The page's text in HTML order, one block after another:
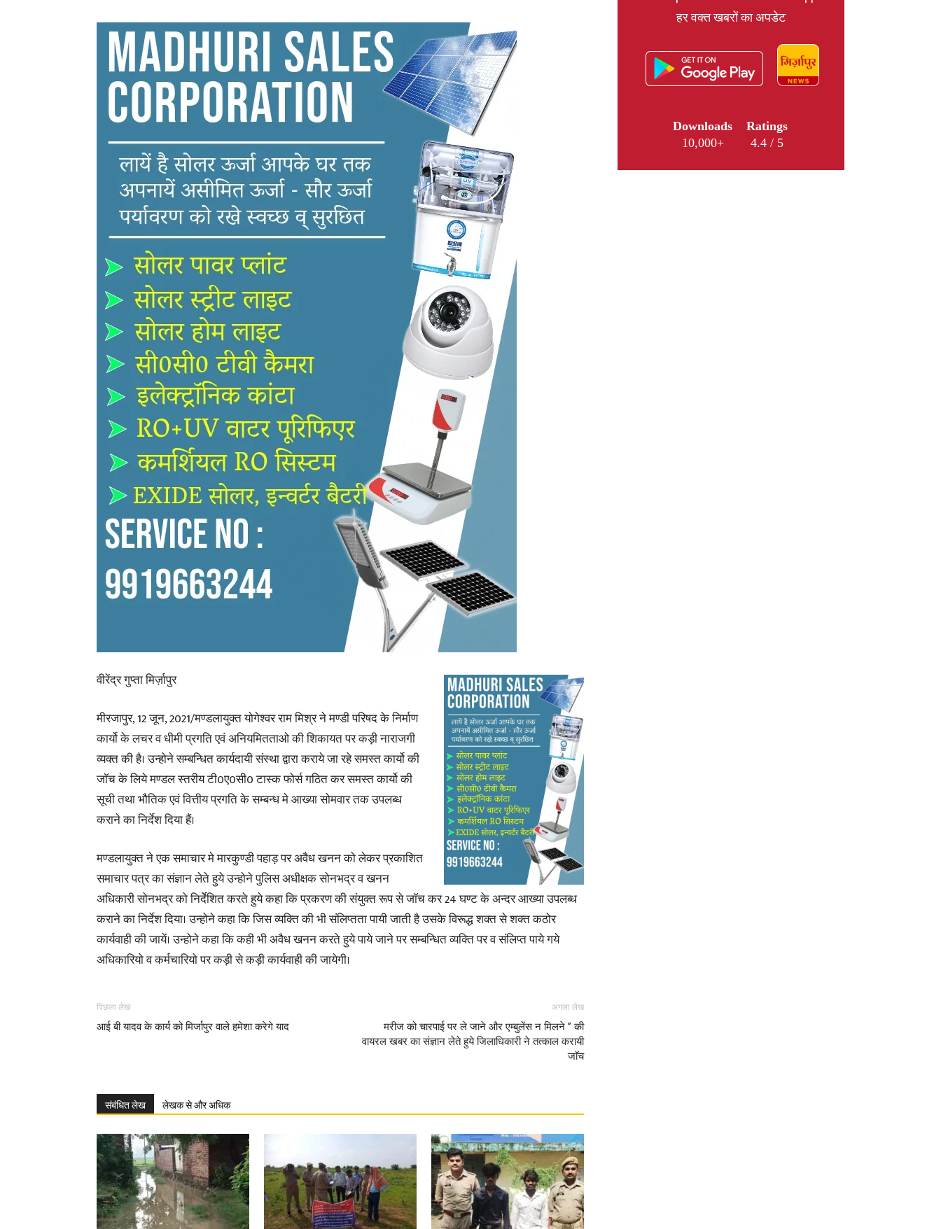
News,
Latest
News
in
Hindi,
News
Paper
वीरेंद्र गुप्ता मिर्ज़ापुर
मीरजापुर, 12 जून, 2021/मण्डलायुक्त योगेश्वर राम मिश्र ने मण्डी परिषद के निर्माण
कार्यो के लचर व धीमी प्रगति एवं अनियमितताओ की शिकायत पर कड़ी नाराजगी
व्यक्त की है। उन्होने सम्बन्धित कार्यदायी संस्था द्वारा कराये जा रहे समस्त कार्यो की
जाॅच के लिये मण्डल स्तरीय टी0ए0सी0 टास्क फोर्स गठित कर समस्त कार्यो की
सूची तथा भौतिक एवं वित्तीय प्रगति के सम्बन्ध मे आख्या सोमवार तक उपलब्ध
कराने का निर्देश दिया हैं।
मण्डलायुक्त ने एक समाचार मे मारकुण्डी पहाड़ पर अवैध खनन को लेकर प्रकाशित
समाचार पत्र का संज्ञान लेते हुये उन्होने पुलिस अधीक्षक सोनभद्र व खनन
अधिकारी सोनभद्र को निर्देेशित करते हुये कहा कि प्रकरण की संयुक्त रूप से जाॅच कर 24 घण्ट के अन्दर आख्या उपलब्ध
कराने का निर्देश दिया। उन्होने कहा कि जिस व्यक्ति की भी संलिप्तता पायी जाती है उसके विरूद्ध शक्त से शक्त कठोर
कार्यवाही की जायें। उन्होने कहा कि कही भी अवैध खनन करते हुये पाये जाने पर सम्बन्धित व्यक्ति पर व संलिप्त पाये गये
अधिकारियो व कर्मचारियो पर कड़ी से कड़ी कार्यवाही की जायेगी।
पिछला लेख
आई बी यादव के कार्य को मिर्जापुर वाले हमेशा करेगे याद
अगला लेख
मरीज को चारपाई पर ले जाने और एम्बुलेंस न मिलने ’’ की
वायरल खबर का संज्ञान लेते हुये जिलाधिकारी ने तत्काल करायी
जाॅच
संबंधित लेख लेखक से और अधिक
हर वक्त खबरों का अपडेट
Downloads
10,000+
Ratings
4.4 / 5